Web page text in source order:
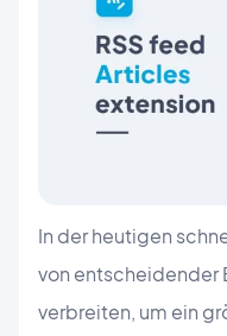
In der heutigen
von entscheidender
verbreiten, um ein